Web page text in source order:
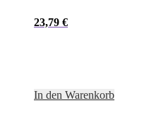
23,79 €
In den Warenkorb